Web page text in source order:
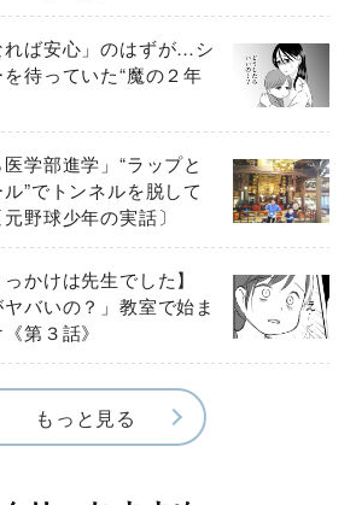
れば安心」のはずが…シ
待っていた“魔の２年
医学部進学」“ラップと
”でトンネルを脱して
野球少年の実話〕
っかけは先生でした】
ヤバいの？」教室で始ま
第３話》
もっと見る